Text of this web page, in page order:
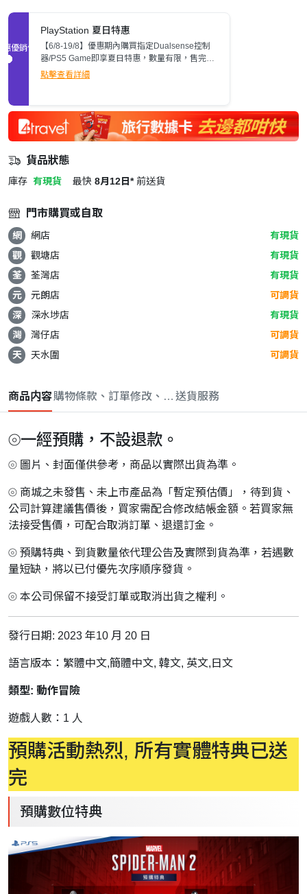
促銷優惠
PlayStation 夏日特惠
【6/8-19/8】優惠期內購買指定Dualsense控制
器/PS5 Game即享夏日特惠，數量有限，售完即
止。
點擊查看詳細
貨品狀態
庫存 有現貨 最快 8月12日* 前送貨
門市購買或自取
網 網店
有現貨
觀
觀塘店
有現貨
荃
荃灣店
有現貨
元
元朗店
可調貨
深
深水埗店
有現貨
灣
灣仔店
可調貨
天
天水圍 可調貨
商品内容購物條款、訂單修改、取消與退款政策
送貨服務
⦾一經預購，不設退款。
⦾ 圖片、封面僅供參考，商品以實際出貨為準。
⦾ 商城之未發售、未上市產品為「暫定預估價」，待到貨、
公司計算建議售價後，買家需配合修改結帳金額。若買家無
法接受售價，可配合取消訂單、退還訂金。
⦾ 預購特典、到貨數量依代理公告及實際到貨為準，若遇數
量短缺，將以已付優先次序順序發貨。
⦾ 本公司保留不接受訂單或取消出貨之權利。
發行日期: 2023 年10 月 20 日
語言版本：繁體中文,簡體中文, 韓文, 英文,日文
類型: 動作冒險
遊戲人數：1 人
預購活動熱烈, 所有實體特典已送
完
預購數位特典